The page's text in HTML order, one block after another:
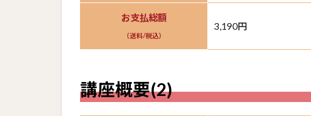
講
声
お支払総額
（送料/税込）
3,190円
講座概要(2)